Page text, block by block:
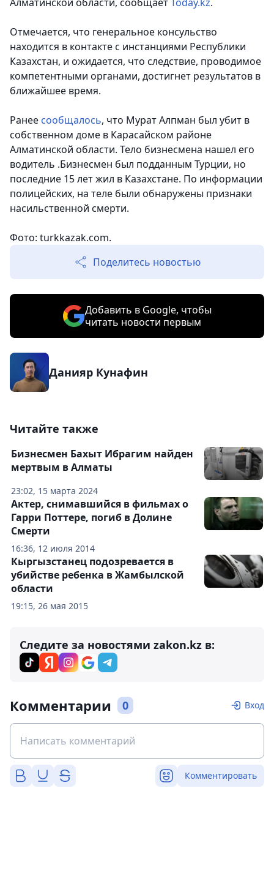
Отмечается, что генеральное консульство
находится в контакте с инстанциями Республики
Казахстан, и ожидается, что следствие, проводимое
компетентными органами, достигнет результатов в
ближайшее время.
Ранее сообщалось, что Мурат Алпман был убит в
собственном доме в Карасайском районе
Алматинской области. Тело бизнесмена нашел его
водитель .Бизнесмен был подданным Турции, но
последние 15 лет жил в Казахстане. По информации
полицейских, на теле были обнаружены признаки
насильственной смерти.
Фото: turkkazak.com.
Поделитесь новостью
Добавить в Google, чтобы
читать новости первым
Данияр Кунафин
Читайте также
23:02, 15 марта 2024
Бизнесмен Бахыт Ибрагим найден
мертвым в Алматы
16:36, 12 июля 2014
Актер, снимавшийся в фильмах о
Гарри Поттере, погиб в Долине
Cмерти
19:15, 26 мая 2015
Кыргызстанец подозревается в
убийстве ребенка в Жамбылской
области
Следите за новостями zakon.kz в:
Комментарии 0 Вход
Комментировать